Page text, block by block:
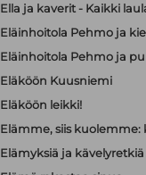
Ella ja kaverit - Kaikki
Eläinhoitola Pehmo ja
Eläinhoitola Pehmo ja
Eläköön Kuusniemi
Eläköön leikki!
Elämme, siis kuolemme:
Elämyksiä ja kävelyretkiä